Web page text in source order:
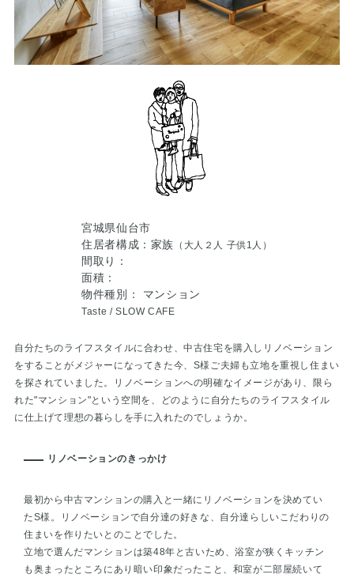
宮城県仙台市
住居者構成：家族 （大人２人 子供1人）
間取り：
面積：
物件種別： マンション
Taste /SLOW CAFE
自分たちのライフスタイルに合わせ、中古住宅を購入しリノベーション
をすることがメジャーになってきた今、S様ご夫婦も立地を重視し住まい
を探されていました。リノベーションへの明確なイメージがあり、限ら
れた"マンション"という空間を、どのように自分たちのライフスタイル
に仕上げて理想の暮らしを手に入れたのでしょうか。
リノベーションのきっかけ
最初から中古マンションの購入と一緒にリノベーションを決めてい
たS様。リノベーションで自分達の好きな、自分達らしいこだわりの
住まいを作りたいとのことでした。
立地で選んだマンションは築48年と古いため、浴室が狭くキッチン
も奥まったところにあり暗い印象だったこと、和室が二部屋続いて